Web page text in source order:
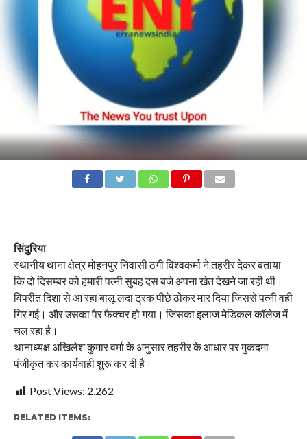
सिंदुरिया
स्थानीय थाना क्षेत्र मोहनपुर निवासी ठगी विश्वकर्मा ने तहरीर देकर बताया
कि दो दिसम्बर को हमारी पत्नी सुबह दस बजे अपना खेत देखने जा रही थी।
विपरीत दिशा से आ रहा बालू लदा ट्रक पीछे ठोकर मार दिया जिससे पत्नी वही
गिर गई। और उसका पैर फैक्चर हो गया। जिसका इलाज मेडिकल कॉलेज में
चल रहा है।
थानाध्यक्ष अखिलेश कुमार वर्मा के अनुसार तहरीर के आधार पर मुकदमा
पंजीकृत कर कार्यवाही शुरू कर दी है।
Post Views: 2,262
RELATED ITEMS: